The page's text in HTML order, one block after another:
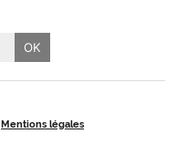
Mentions légales